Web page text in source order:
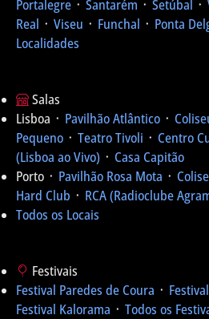
Portalegre ᛫ Santarém ᛫ Setúbal ᛫
Real ᛫ Viseu ᛫ Funchal ᛫ Ponta
Localidades
Salas
Lisboa ᛫ Pavilhão Atlântico ᛫
Pequeno ᛫ Teatro Tivoli ᛫ Centro
(Lisboa ao Vivo) ᛫ Casa Capitão
Porto ᛫ Pavilhão Rosa Mota ᛫
Hard Club ᛫ RCA (Radioclube
Todos os Locais
Festivais
Festival Paredes de Coura ᛫
Festival Kalorama ᛫ Todos os